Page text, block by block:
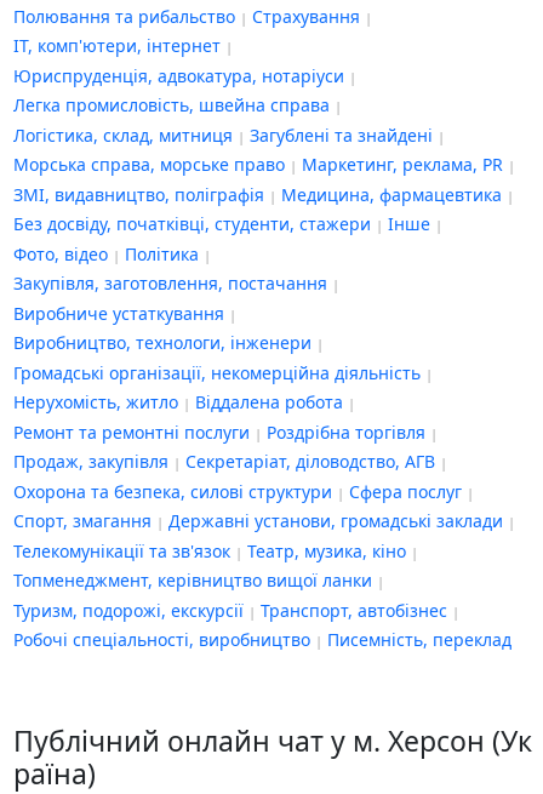
Полювання та рибальство
Страхування
IT, комп'ютери, інтернет
Юриспруденція, адвокатура, нотаріуси
Легка промисловість, швейна справа
Логістика, склад, митниця
Загублені та знайдені
Морська справа, морське право
Маркетинг, реклама, PR
ЗМІ, видавництво, поліграфія
Медицина, фармацевтика
Без досвіду, початківці, студенти, стажери
Інше
Фото, відео
Політика
Закупівля, заготовлення, постачання
Виробниче устаткування
Виробництво, технологи, інженери
Громадські організації, некомерційна діяльність
Нерухомість, житло
Віддалена робота
Ремонт та ремонтні послуги
Роздрібна торгівля
Продаж, закупівля
Секретаріат, діловодство, АГВ
Охорона та безпека, силові структури
Сфера послуг
Спорт, змагання
Державні установи, громадські заклади
Телекомунікації та зв'язок
Театр, музика, кіно
Топменеджмент, керівництво вищої ланки
Туризм, подорожі, екскурсії
Транспорт, автобізнес
Робочі спеціальності, виробництво
Писемність, переклад
Публічний онлайн чат у м. Херсон (Ук
раїна)